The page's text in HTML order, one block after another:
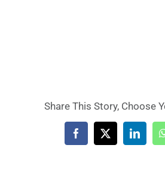
Share This Story, Choose
Facebook
X